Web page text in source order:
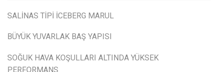
SALİNAS TİPİ İCEBERG MARUL
BÜYÜK YUVARLAK BAŞ YAPISI
SOĞUK HAVA KOŞULLARI ALTINDA YÜKSEK
PERFORMANS